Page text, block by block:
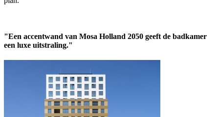
"Een accentwand van Mosa Holland 2050 geeft de badkamer
een luxe uitstraling."